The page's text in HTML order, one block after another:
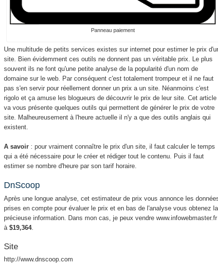
Panneau paiement
Une multitude de petits services existes sur internet pour estimer le prix
site. Bien évidemment ces outils ne donnent pas un véritable prix. Le plus
souvent ils ne font qu'une petite analyse de la popularité d'un nom de
domaine sur le web. Par conséquent c'est totalement trompeur et il ne faut
pas s'en servir pour réellement donner un prix a un site. Néanmoins c'est
rigolo et ça amuse les blogueurs de découvrir le prix de leur site. Cet article
va vous présente quelques outils qui permettent de générer le prix de votre
site. Malheureusement à l'heure actuelle il n'y a que des outils anglais qui
existent.
A savoir : pour vraiment connaître le prix d'un site, il faut calculer le temps
qui a été nécessaire pour le créer et rédiger tout le contenu. Puis il faut
estimer se nombre d'heure par son tarif horaire.
DnScoop
Après une longue analyse, cet estimateur de prix vous annonce les
prises en compte pour évaluer le prix et en bas de l'analyse vous obtenez la
précieuse information. Dans mon cas, je peux vendre www.infowebmaster.fr
à$19,364.
Site
http://www.dnscoop.com